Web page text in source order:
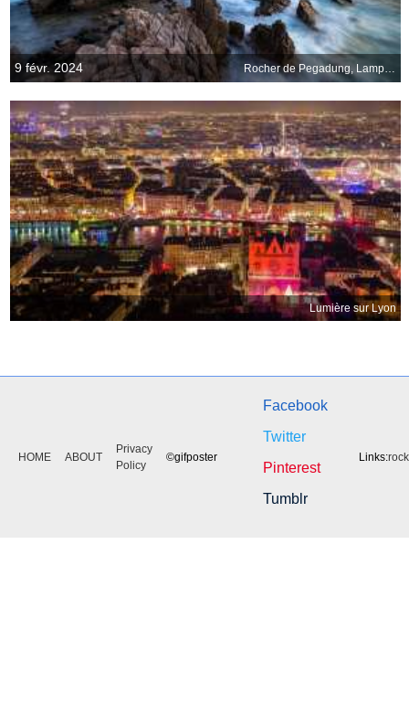
9 févr. 2024 Rocher de Pegadung, Lampung, Sumatra, Indonésie
Lumière sur Lyon
HOME ABOUT
Privacy
Policy
©gifposter
Facebook
Twitter
Pinterest
Tumblr
Links: